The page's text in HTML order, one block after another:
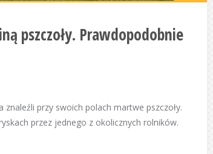
pszczoły. Prawdopodobnie
znaleźli przy swoich polach martwe pszczoły.
przez jednego z okolicznych rolników.